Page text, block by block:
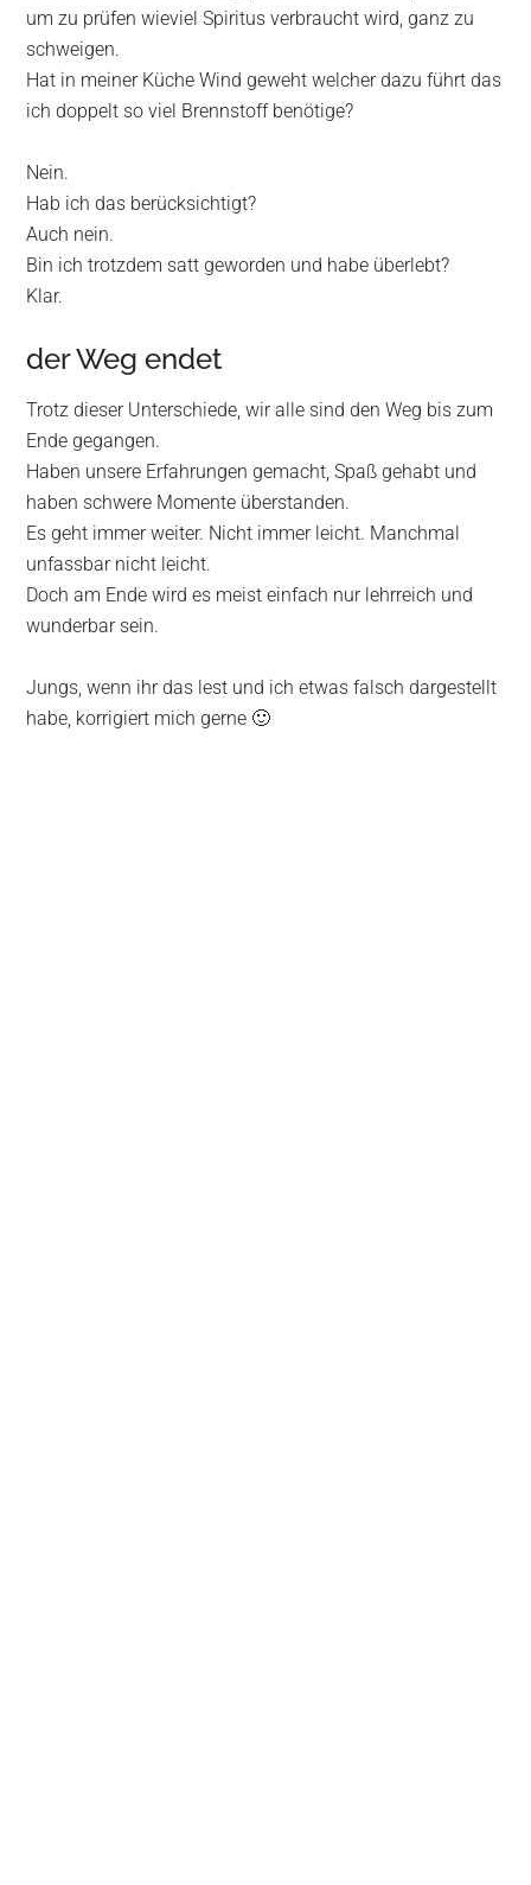
um zu prüfen wieviel Spiritus verbraucht wird, ganz zu
schweigen.
Hat in meiner Küche Wind geweht welcher dazu führt das
ich doppelt so viel Brennstoff benötige?
Nein.
Hab ich das berücksichtigt?
Auch nein.
Bin ich trotzdem satt geworden und habe überlebt?
Klar.
der Weg endet
Trotz dieser Unterschiede, wir alle sind den Weg bis zum
Ende gegangen.
Haben unsere Erfahrungen gemacht, Spaß gehabt und
haben schwere Momente überstanden.
Es geht immer weiter. Nicht immer leicht. Manchmal
unfassbar nicht leicht.
Doch am Ende wird es meist einfach nur lehrreich und
wunderbar sein.
Jungs, wenn ihr das lest und ich etwas falsch dargestellt
habe, korrigiert mich gerne 🙂